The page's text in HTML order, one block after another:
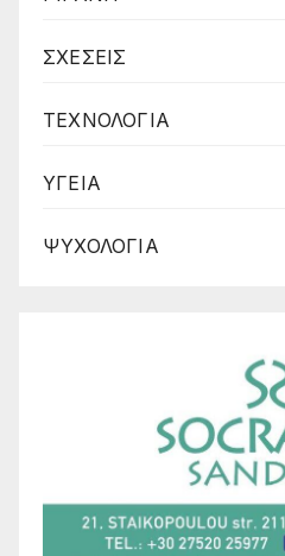
ΣΧΕΣΕΙΣ
ΤΕΧΝΟΛΟΓΙΑ
ΥΓΕΙΑ
ΨΥΧΟΛΟΓΙΑ